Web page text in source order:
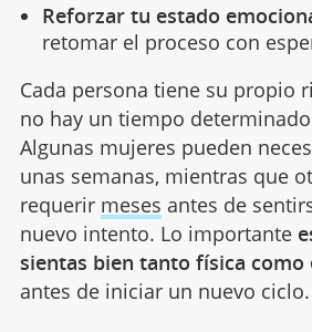
Reforzar tu estado
retomar el proceso con
Cada persona tiene su propio
no hay un tiempo
Algunas mujeres pueden
unas semanas, mientras que
requerir meses antes de
nuevo intento. Lo importante
sientas bien tanto física
antes de iniciar un nuevo ciclo.